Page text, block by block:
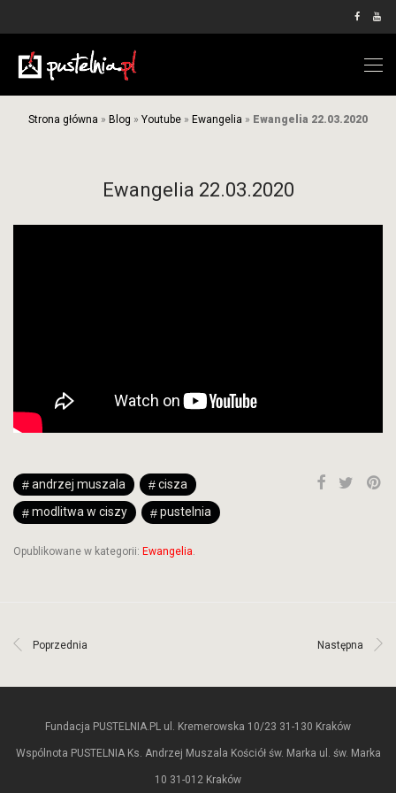
Strona główna » Blog » Youtube » Ewangelia » Ewangelia 22.03.2020
Ewangelia 22.03.2020
andrzej muszala
cisza
modlitwa w ciszy
pustelnia
Opublikowane w kategorii: Ewangelia
Poprzednia Następna
Fundacja PUSTELNIA.PL ul. Kremerowska 10/23 31-130 Kraków
Wspólnota PUSTELNIA Ks. Andrzej Muszala Kościół św. Marka ul. św. Marka
10 31-012 Kraków